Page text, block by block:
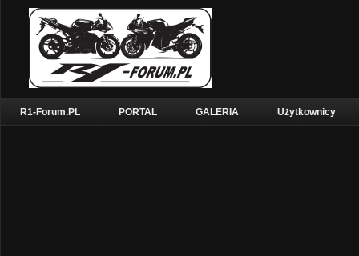
R1-Forum.PL PORTAL GALERIA Użytkownicy